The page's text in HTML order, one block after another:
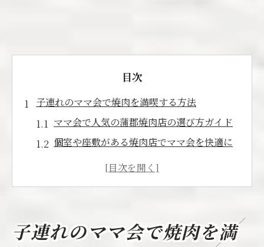
目次
子連れのママ会で焼肉を満喫する方法
ママ会で人気の蒲郡焼肉店の選び方ガイド
個室や座敷がある焼肉店でママ会を快適に
子連れママ会におすすめの焼肉注文ポイン
家族で集まるママ会にぴったりな焼肉体験
子連れのママ会で焼肉を満